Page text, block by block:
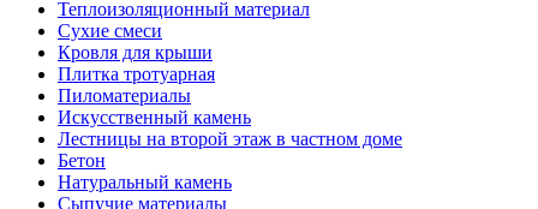
Теплоизоляционный материал
Сухие смеси
Кровля для крыши
Плитка тротуарная
Пиломатериалы
Искусственный камень
Лестницы на второй этаж в частном доме
Бетон
Натуральный камень
Сыпучие материалы